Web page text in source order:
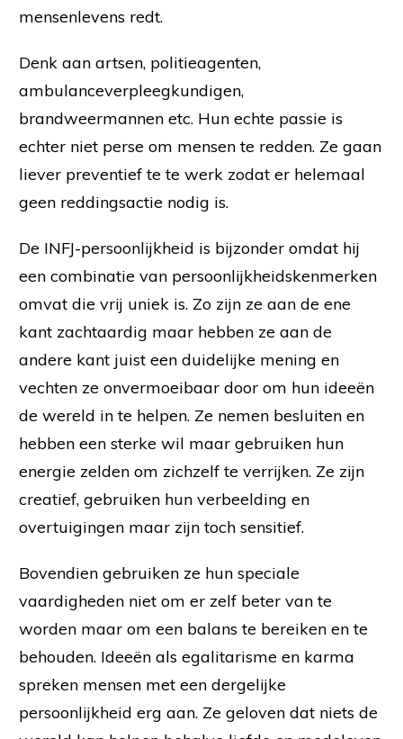
mensenlevens redt.
Denk aan artsen, politieagenten,
ambulanceverpleegkundigen,
brandweermannen etc. Hun echte passie is
echter niet perse om mensen te redden. Ze gaan
liever preventief te te werk zodat er helemaal
geen reddingsactie nodig is.
De INFJ-persoonlijkheid is bijzonder omdat hij
een combinatie van persoonlijkheidskenmerken
omvat die vrij uniek is. Zo zijn ze aan de ene
kant zachtaardig maar hebben ze aan de
andere kant juist een duidelijke mening en
vechten ze onvermoeibaar door om hun ideeën
de wereld in te helpen. Ze nemen besluiten en
hebben een sterke wil maar gebruiken hun
energie zelden om zichzelf te verrijken. Ze zijn
creatief, gebruiken hun verbeelding en
overtuigingen maar zijn toch sensitief.
Bovendien gebruiken ze hun speciale
vaardigheden niet om er zelf beter van te
worden maar om een balans te bereiken en te
behouden. Ideeën als egalitarisme en karma
spreken mensen met een dergelijke
persoonlijkheid erg aan. Ze geloven dat niets de